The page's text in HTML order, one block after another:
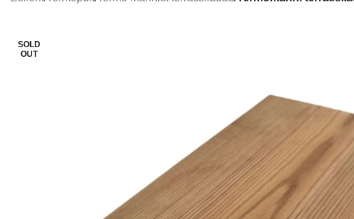
SOLD
OUT